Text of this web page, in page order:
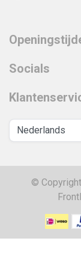
Socials
©